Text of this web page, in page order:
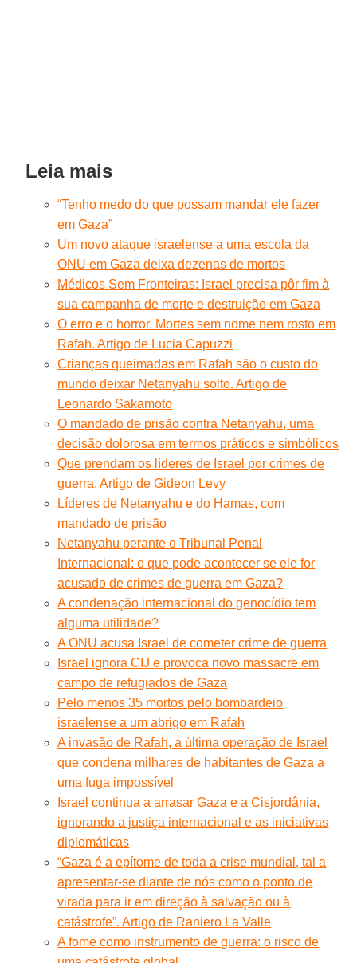
Leia mais
“Tenho medo do que possam mandar ele fazer
em Gaza”
Um novo ataque israelense a uma escola da
ONU em Gaza deixa dezenas de mortos
Médicos Sem Fronteiras: Israel precisa pôr fim à
sua campanha de morte e destruição em Gaza
O erro e o horror. Mortes sem nome nem rosto em
Rafah. Artigo de Lucia Capuzzi
Crianças queimadas em Rafah são o custo do
mundo deixar Netanyahu solto. Artigo de
Leonardo Sakamoto
O mandado de prisão contra Netanyahu, uma
decisão dolorosa em termos práticos e simbólicos
Que prendam os líderes de Israel por crimes de
guerra. Artigo de Gideon Levy
Líderes de Netanyahu e do Hamas, com
mandado de prisão
Netanyahu perante o Tribunal Penal
Internacional: o que pode acontecer se ele for
acusado de crimes de guerra em Gaza?
A condenação internacional do genocídio tem
alguma utilidade?
A ONU acusa Israel de cometer crime de guerra
Israel ignora CIJ e provoca novo massacre em
campo de refugiados de Gaza
Pelo menos 35 mortos pelo bombardeio
israelense a um abrigo em Rafah
A invasão de Rafah, a última operação de Israel
que condena milhares de habitantes de Gaza a
uma fuga impossível
Israel continua a arrasar Gaza e a Cisjordânia,
ignorando a justiça internacional e as iniciativas
diplomáticas
“Gaza é a epítome de toda a crise mundial, tal a
apresentar-se diante de nós como o ponto de
virada para ir em direção à salvação ou à
catástrofe”. Artigo de Raniero La Valle
A fome como instrumento de guerra: o risco de